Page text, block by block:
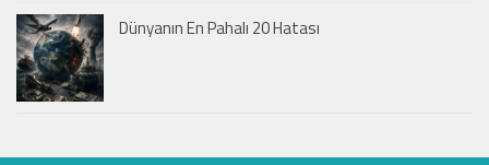
Dünyanın En Pahalı 20 Hatası